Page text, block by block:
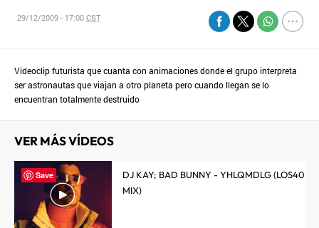
29/12/2009 - 17:00CST
Videoclip futurista que cuanta con animaciones donde el grupo interpreta
ser astronautas que viajan a otro planeta pero cuando llegan se lo
encuentran totalmente destruido
VER MÁS VÍDEOS
DJ KAY; BAD BUNNY - YHLQMDLG (LOS40
MIX)
Save